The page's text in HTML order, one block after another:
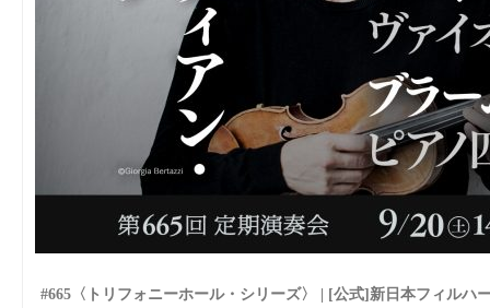
#665〈トリフォニーホール・シリーズ〉 | [公式]新日本フィル